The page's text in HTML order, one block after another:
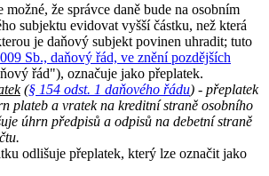
že správce daně bude na osobním
subjektu evidovat vyšší částku, než která
je daňový subjekt povinen uhradit; tuto
Sb., daňový řád, ve znění pozdějších
řád"), označuje jako přeplatek.
(§ 154 odst. 1 daňového řádu) - přeplatek
plateb a vratek na kreditní straně osobního
úhrn předpisů a odpisů na debetní straně
odlišuje přeplatek, který lze označit jako